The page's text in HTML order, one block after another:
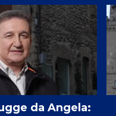
da Angela: